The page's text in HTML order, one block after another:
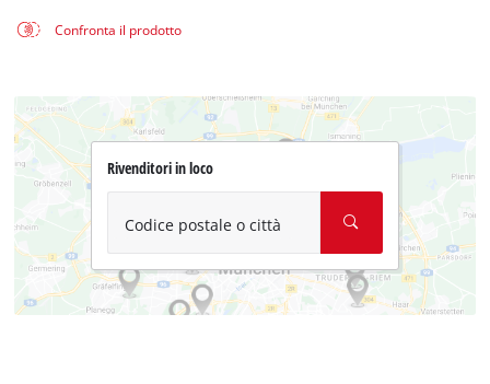
Confronta il prodotto
Rivenditori in loco
Codice postale o città